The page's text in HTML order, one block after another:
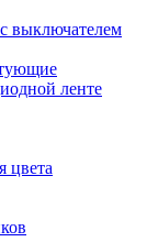
выключателем
ленте
цвета